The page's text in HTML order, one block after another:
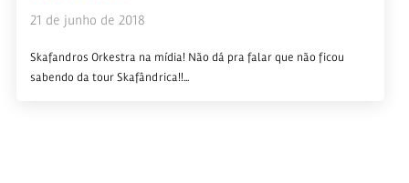
21 de junho de 2018
Skafandros Orkestra na mídia! Não dá pra falar que não ficou
sabendo da tour Skafândrica!!...